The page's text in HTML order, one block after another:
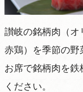
讃岐の銘柄肉（オ
赤鶏）を季節の野
お席で銘柄肉を
ください。